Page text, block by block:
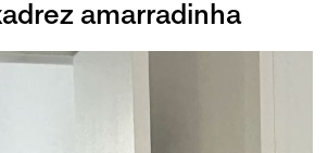
amarradinha